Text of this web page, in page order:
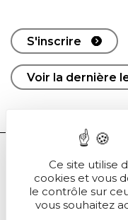
S'inscrire
Voir la dernière
Ce site utilise
cookies et vous
le contrôle sur
vous souhaitez